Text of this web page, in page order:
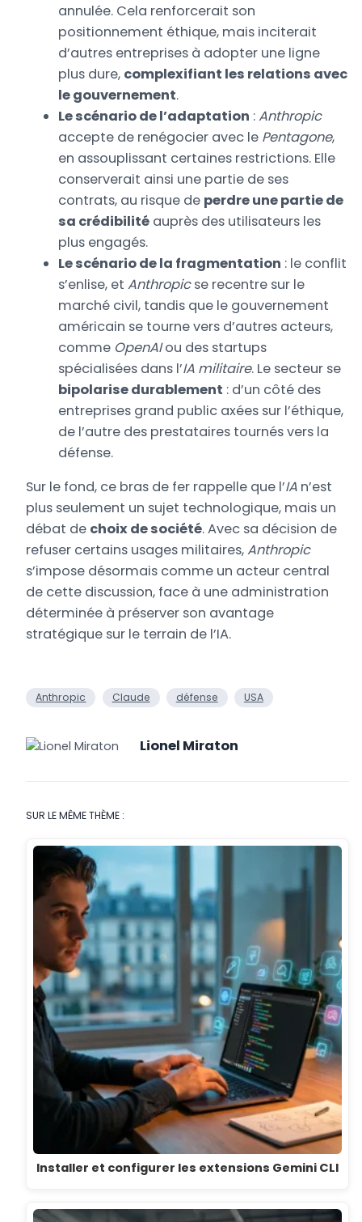
annulée. Cela renforcerait son
positionnement éthique, mais inciterait
d’autres entreprises à adopter une ligne
plus dure, complexifiant les relations avec
le gouvernement.
Le scénario de l’adaptation :Anthropic
accepte de renégocier avec le Pentagone,
en assouplissant certaines restrictions. Elle
conserverait ainsi une partie de ses
contrats, au risque de perdre une partie de
sa crédibilité auprès des utilisateurs les
plus engagés.
Le scénario de la fragmentation : le conflit
s’enlise, etAnthropicse recentre sur le
marché civil, tandis que le gouvernement
américain se tourne vers d’autres acteurs,
comme OpenAIou des startups
spécialisées dans l’IA militaire. Le secteur se
bipolarise durablement : d’un côté des
entreprises grand public axées sur l’éthique,
de l’autre des prestataires tournés vers la
défense.
Sur le fond, ce bras de fer rappelle que l’IA n’est
plus seulement un sujet technologique, mais un
débat de choix de société. Avec sa décision de
refuser certains usages militaires,Anthropic
s’impose désormais comme un acteur central
de cette discussion, face à une administration
déterminée à préserver son avantage
stratégique sur le terrain de l’IA.
Anthropic Claude défense USA
Lionel Miraton
SUR LE MÊME THÈME :
Installer et configurer les extensions Gemini CLI